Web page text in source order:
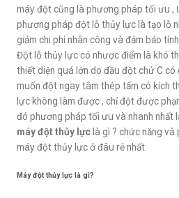
máy đột cũng là phương pháp tối ưu ,
phương pháp đột lỗ thủy lực là tạo lỗ
giảm chi phí nhân công và đảm bảo
Đột lỗ thủy lực có nhược điểm là khó
thiết diện quá lớn do đầu đột chử C có
muốn đột ngay tâm thép tấm có kích
lực không làm được , chỉ đột được
đó phương pháp tối ưu và nhanh nhất
máy đột thủy lựclà gì ? chức năng và
máy đột thủy lực ở đâu rẻ nhất.
Máy đột thủy lực là gì?